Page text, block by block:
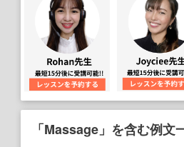
「Massage」を含む例文